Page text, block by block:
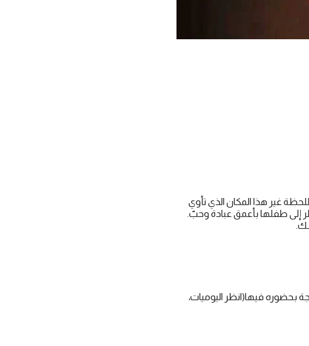
غير هذا المكان الذي تأوي
إلى طفلها بأعمق عبادة وحبّ.
بحضوره فيها(انظر اليوميات،